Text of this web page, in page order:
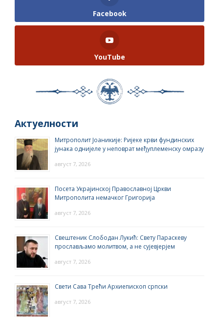
Facebook
YouTube
Актуелности
Митрополит Јоаникије: Ријеке крви фундинских
јунака однијеле у неповрат међуплеменску омразу
август 7, 2026
Посета Украјинској Православној Цркви
Митрополита немачког Григорија
август 7, 2026
Свештеник Слободан Лукић: Свету Параскеву
прослављамо молитвом, а не сујевјерјем
август 7, 2026
Свети Сава Трећи Архиепископ српски
август 7, 2026